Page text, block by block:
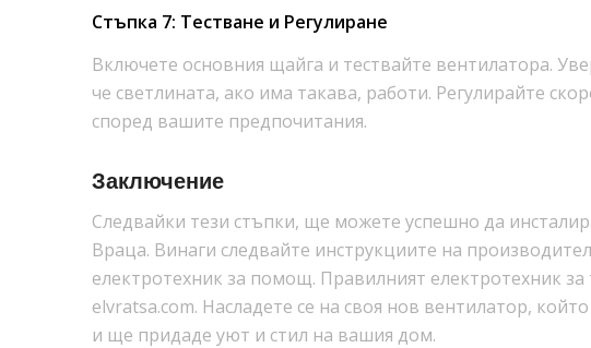
Стъпка 7: Тестване и Регулиране
Включете основния щайга и тествайте вентилатора.
че светлината, ако има такава, работи. Регулирайте
според вашите предпочитания.
Заключение
Следвайки тези стъпки, ще можете успешно да
Враца. Винаги следвайте инструкциите на
електротехник за помощ. Правилният електротехник
elvratsa.com. Насладете се на своя нов вентилатор,
и ще придаде уют и стил на вашия дом.